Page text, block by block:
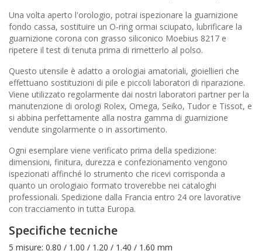
Una volta aperto l'orologio, potrai ispezionare la guarnizione
fondo cassa, sostituire un O-ring ormai sciupato, lubrificare la
guarnizione corona con grasso siliconico Moebius 8217 e
ripetere il test di tenuta prima di rimetterlo al polso.
Questo utensile è adatto a orologiai amatoriali, gioiellieri che
effettuano sostituzioni di pile e piccoli laboratori di riparazione.
Viene utilizzato regolarmente dai nostri laboratori partner per la
manutenzione di orologi Rolex, Omega, Seiko, Tudor e Tissot, e
si abbina perfettamente alla nostra gamma di guarnizione
vendute singolarmente o in assortimento.
Ogni esemplare viene verificato prima della spedizione:
dimensioni, finitura, durezza e confezionamento vengono
ispezionati affinché lo strumento che ricevi corrisponda a
quanto un orologiaio formato troverebbe nei cataloghi
professionali. Spedizione dalla Francia entro 24 ore lavorative
con tracciamento in tutta Europa.
Specifiche tecniche
5 misure: 0.80 / 1.00 / 1.20 / 1.40 / 1.60 mm